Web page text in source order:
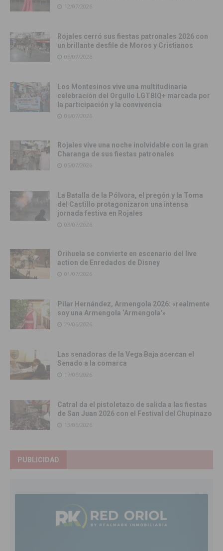
12/07/2026
Rojales cerró sus fiestas patronales 2026 con
un brillante desfile de Moros y Cristianos
06/07/2026
Los Montesinos vive una multitudinaria
celebración del Orgullo LGTBIQ+ marcada por
la participación y la convivencia
06/07/2026
Rojales vive una noche inolvidable con la gran
Charanga de sus fiestas patronales
05/07/2026
La Batalla de la Pólvora, el pregón y la Toma
del Castillo protagonizaron una intensa
jornada festiva en Rojales
03/07/2026
Orihuela se convierte en escenario del live
action de Enredados de Disney
01/07/2026
Pilar Hernández, Armengola 2026: «realmente
soy una Armengola ‘Armengola'»
29/06/2026
Las senadoras de la Vega Baja acercan el
Senado a la comarca
17/06/2026
Catral da el pistoletazo de salida a las fiestas
de San Juan 2026 con el Festival del Chupinazo
13/06/2026
PUBLICIDAD